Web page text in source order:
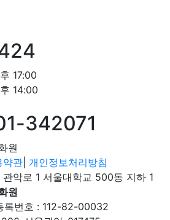
17:00
14:00
342071
원
약관 개인정보처리방침
악로 1 서울대학교 500동 지하 1
원
록번호 : 112-82-00032